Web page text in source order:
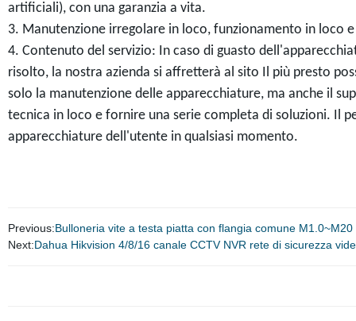
artificiali), con una garanzia a vita.
3. Manutenzione irregolare in loco, funzionamento in loco
4. Contenuto del servizio: In caso di guasto
risolto, la nostra azienda si affretterà al sito Il più presto
solo la manutenzione delle apparecchiature, ma anche il
tecnica in loco e fornire una serie completa di soluzioni. Il
apparecchiature dell'utente in qualsiasi momento.
Previous:Bulloneria vite a testa piatta con flangia comune M1.0~M20
Next:Dahua Hikvision 4/8/16 canale CCTV NVR rete di sicurezza